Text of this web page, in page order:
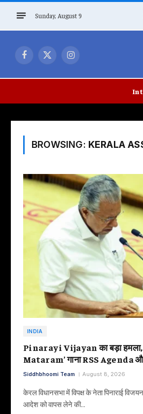
Sunday, August 9
Facebook
X
Instagram
In
BROWSING: KERALA
INDIA
Pinarayi Vijayan का बड़ा हमला,
Mataram’ गाना RSS Agenda
Siddhbhoomi Team August 8, 2026
केरल विधानसभा में विपक्ष के नेता पिनाराई
आदेश को वापस लेने की…